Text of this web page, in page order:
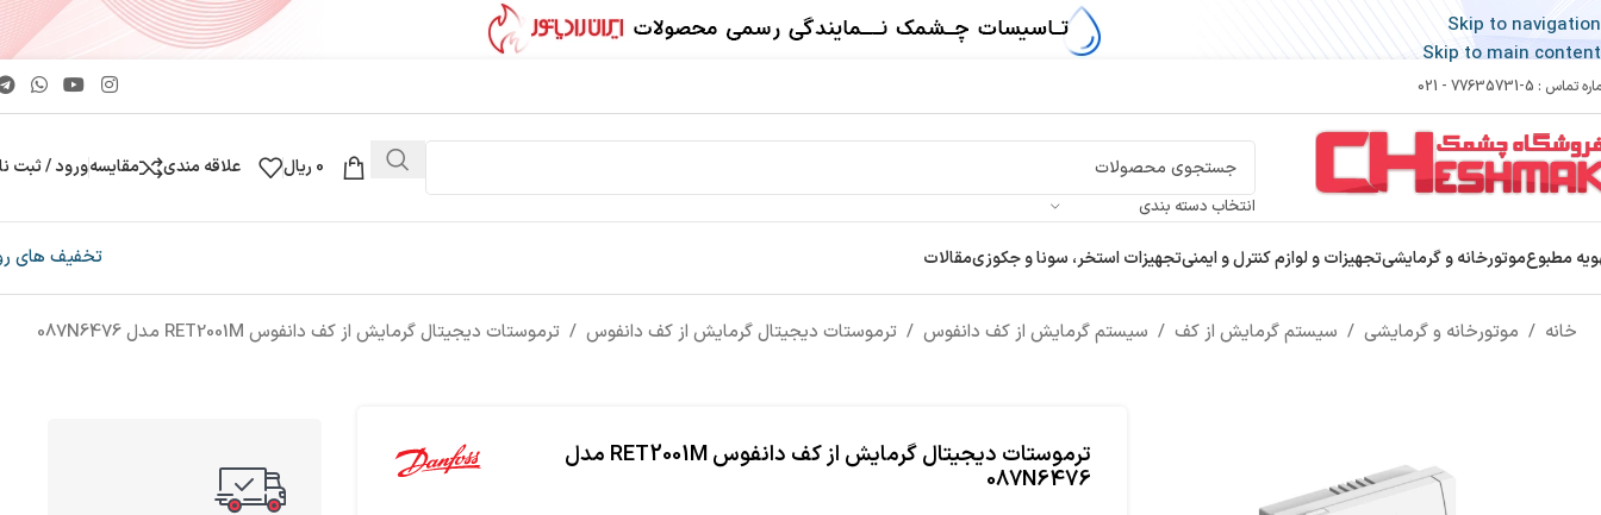
Skip to navigation
Skip to main content
تماس : 5-77635731 - 021
انتخاب دسته بندی
0 ریال علاقه مندی مقایسهورود / ثبت
مطبوعموتورخانه و گرمایشیتجهیزات و لوازم کنترل و ایمنیتجهیزات استخر، سونا و جکوزیمقالات تخفیف های
خانه / موتورخانه و گرمایشی / سیستم گرمایش از کف / سیستم گرمایش از کف دانفوس / ترموستات دیجیتال گرمایش از کف دانفوس / ترموستات دیجیتال گرمایش از کف دانفوس RET2001M مدل 087N6476
ترموستات دیجیتال گرمایش از کف دانفوس RET2001M مدل
087N6476